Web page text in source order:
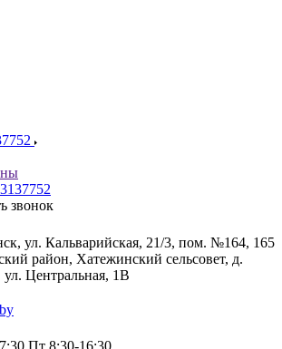
звонок
ул. Кальварийская, 21/3, пом. №164, 165
район, Хатежинский сельсовет, д.
Центральная, 1В
Пт 8:30-16:30